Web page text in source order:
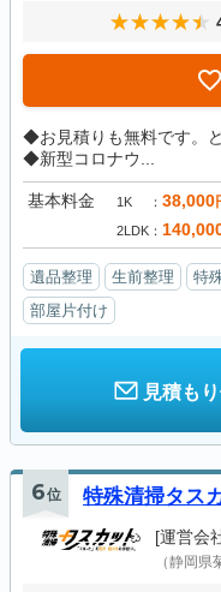
◆お見積りも無料です。
◆新型コロナウ...
基本料金 1K 38,000
2LDK
遺品整理 生前整理 特
部屋片付け
見積も
6位 特殊清掃タス
[運営会
（静岡県